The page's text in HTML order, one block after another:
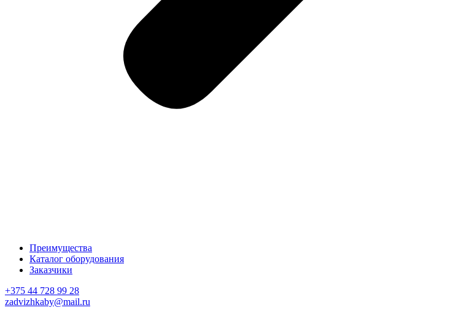
Преимущества
Каталог оборудования
Заказчики
+375 44 728 99 28
zadvizhkaby@mail.ru